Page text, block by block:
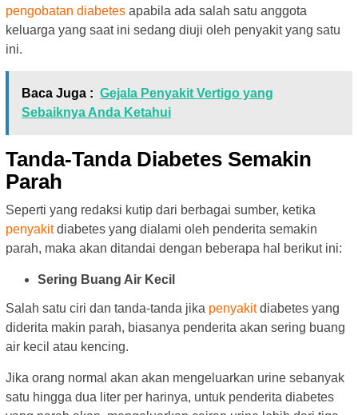
pengobatan diabetes apabila ada salah satu anggota
keluarga yang saat ini sedang diuji oleh penyakit yang satu
ini.
Baca Juga : Gejala Penyakit Vertigo yang
Sebaiknya Anda Ketahui
Tanda-Tanda Diabetes Semakin
Parah
Seperti yang redaksi kutip dari berbagai sumber, ketika
penyakitdiabetes yang dialami oleh penderita semakin
parah, maka akan ditandai dengan beberapa hal berikut ini:
Sering Buang Air Kecil
Salah satu ciri dan tanda-tanda jika penyakitdiabetes yang
diderita makin parah, biasanya penderita akan sering buang
air kecil atau kencing.
Jika orang normal akan akan mengeluarkan urine sebanyak
satu hingga dua liter per harinya, untuk penderita diabetes